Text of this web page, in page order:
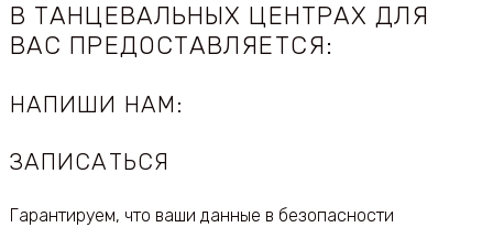
В ТАНЦЕВАЛЬНЫХ ЦЕНТРАХ ДЛЯ
ВАС ПРЕДОСТАВЛЯЕТСЯ:
НАПИШИ НАМ:
ЗАПИСАТЬСЯ
Гарантируем, что ваши данные в безопасности